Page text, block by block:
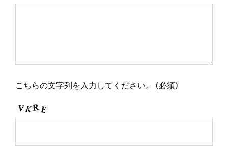
こちらの文字列を入力してください。 (必須)